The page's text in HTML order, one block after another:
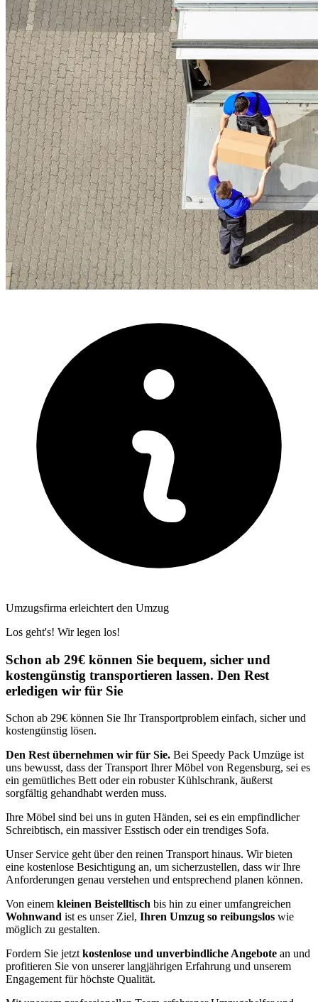
Umzugsfirma erleichtert den Umzug
Los geht's! Wir legen los!
Schon ab 29€ können Sie bequem, sicher und
kostengünstig transportieren lassen. Den Rest
erledigen wir für Sie
Schon ab 29€ können Sie Ihr Transportproblem einfach, sicher und
kostengünstig lösen.
Den Rest übernehmen wir für Sie. Bei Speedy Pack Umzüge ist
uns bewusst, dass der Transport Ihrer Möbel von Regensburg, sei es
ein gemütliches Bett oder ein robuster Kühlschrank, äußerst
sorgfältig gehandhabt werden muss.
Ihre Möbel sind bei uns in guten Händen, sei es ein empfindlicher
Schreibtisch, ein massiver Esstisch oder ein trendiges Sofa.
Unser Service geht über den reinen Transport hinaus. Wir bieten
eine kostenlose Besichtigung an, um sicherzustellen, dass wir Ihre
Anforderungen genau verstehen und entsprechend planen können.
Von einem kleinen Beistelltisch bis hin zu einer umfangreichen
Wohnwand ist es unser Ziel, Ihren Umzug so reibungslos wie
möglich zu gestalten.
Fordern Sie jetzt kostenlose und unverbindliche Angebote an und
profitieren Sie von unserer langjährigen Erfahrung und unserem
Engagement für höchste Qualität.